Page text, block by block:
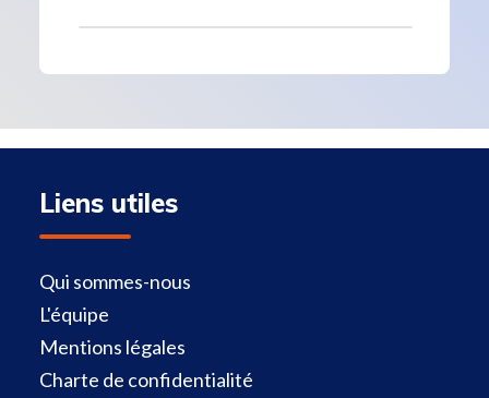
Liens utiles
Qui sommes-nous
L'équipe
Mentions légales
Charte de confidentialité